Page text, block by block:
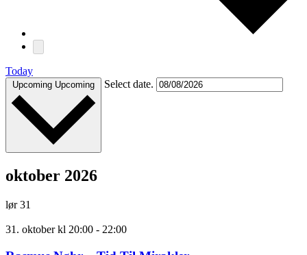
Today
Upcoming Upcoming Select date.
oktober 2026
lør31
31. oktober kl 20:00 - 22:00